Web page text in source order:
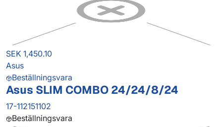
SEK 1,450.10
Asus
Beställningsvara
Asus SLIM COMBO 24/24/8/24
17-112151102
Beställningsvara